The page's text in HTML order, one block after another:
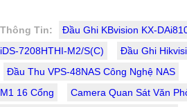
Thông Tin: Đầu Ghi KBvision KX-
iDS-7208HTHI-M2/S(C)
Đầu Ghi
Đầu Thu VPS-48NAS Công Nghệ NAS
M1 16 Cổng
Camera Quan Sát Văn